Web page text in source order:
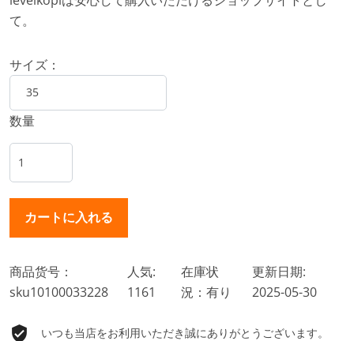
て。
サイズ：
数量
商品货号：
sku10100033228
人気:
1161
在庫状
況：有り
更新日期:
2025-05-30
いつも当店をお利用いただき誠にありがとうございます。